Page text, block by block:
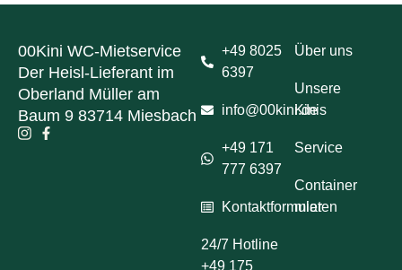
00Kini WC-Mietservice
Der Heisl-Lieferant im
Oberland Müller am
Baum 9 83714 Miesbach
+49 8025
6397
info@00kini.de
+49 171
777 6397
Kontaktformular
24/7 Hotline
+49 175
Über uns
Unsere
Kinis
Service
Container
mieten